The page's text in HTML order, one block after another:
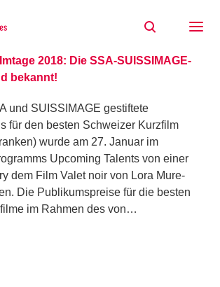
2018: Die SSA-SUISSIMAGE-
bekannt!
und SUISSIMAGE gestiftete
für den besten Schweizer Kurzfilm
wurde am 27. Januar im
Upcoming Talents von einer
dem Film Valet noir von Lora Mure-
Die Publikumspreise für die besten
im Rahmen des von…